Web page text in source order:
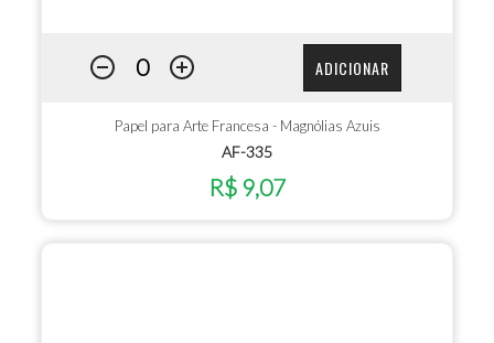
ADICIONAR
Papel para Arte Francesa - Magnólias Azuis
AF-335
R$ 9,07